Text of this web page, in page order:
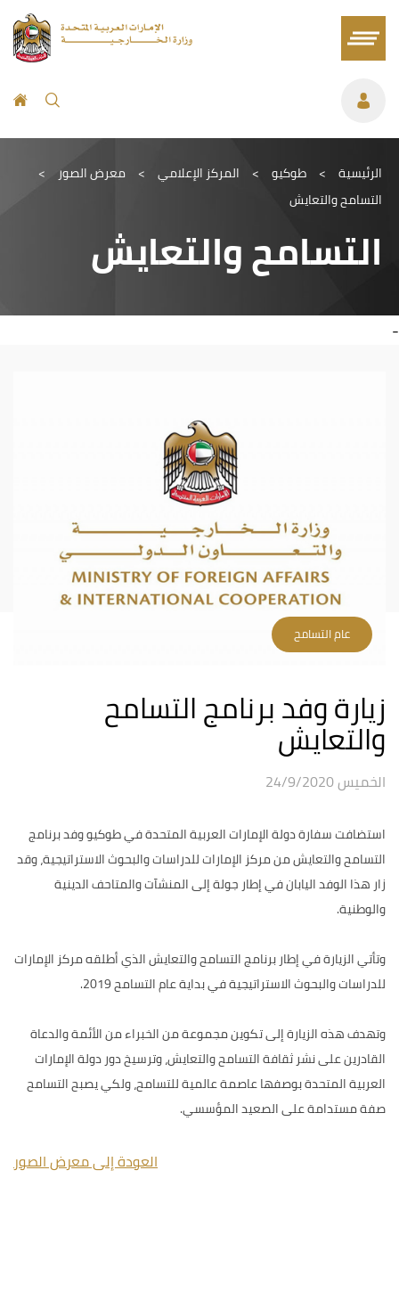
الرئيسية > طوكيو > المركز الإعلامي > معرض الصور
>
التسامح والتعايش
التسامح والتعايش
-
عام التسامح
زيارة وفد برنامج التسامح
والتعايش
الخميس 24/9/2020
استضافت سفارة دولة الإمارات العربية المتحدة في طوكيو وفد برنامج
التسامح والتعايش من مركز الإمارات للدراسات والبحوث الاستراتيجية، وقد
زار هذا الوفد اليابان في إطار جولة إلى المنشآت والمتاحف الدينية
والوطنية.
وتأتي الزيارة في إطار برنامج التسامح والتعايش الذي أطلقه مركز الإمارات
للدراسات والبحوث الاستراتيجية في بداية عام التسامح 2019.
وتهدف هذه الزيارة إلى تكوين مجموعة من الخبراء من الأئمة والدعاة
القادرين على نشر ثقافة التسامح والتعايش، وترسيخ دور دولة الإمارات
العربية المتحدة بوصفها عاصمة عالمية للتسامح، ولكي يصبح التسامح
صفة مستدامة على الصعيد المؤسسي.
العودة إلى معرض الصور